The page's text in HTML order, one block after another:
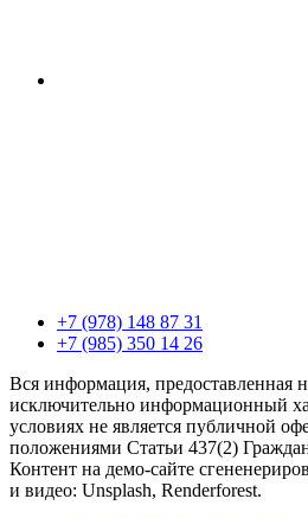
+7 (978) 148 87 31
+7 (985) 350 14 26
Вся информация, предоставленная
исключительно информационный
условиях не является публичной
положениями Статьи 437(2)
Контент на демо-сайте
и видео: Unsplash, Renderforest.